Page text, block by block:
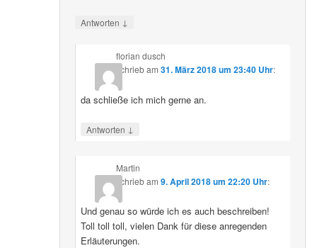
Antworten ↓
florian dusch
schriebam 31. März 2018 um 23:40 Uhr:
da schließe ich mich gerne an.
Antworten ↓
Martin
schriebam 9. April 2018 um 22:20 Uhr:
Und genau so würde ich es auch beschreiben!
Toll toll toll, vielen Dank für diese anregenden
Erläuterungen.